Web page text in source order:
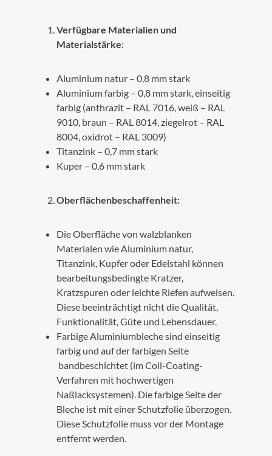
Verfügbare Materialien und
Materialstärke:
Aluminium natur – 0,8 mm stark
Aluminium farbig – 0,8 mm stark, einseitig
farbig (anthrazit – RAL 7016, weiß – RAL
9010, braun – RAL 8014, ziegelrot – RAL
8004, oxidrot – RAL 3009)
Titanzink – 0,7 mm stark
Kuper – 0,6 mm stark
Oberflächenbeschaffenheit:
Die Oberfläche von walzblanken
Materialen wie Aluminium natur,
Titanzink, Kupfer oder Edelstahl können
bearbeitungsbedingte Kratzer,
Kratzspuren oder leichte Riefen aufweisen.
Diese beeinträchtigt nicht die Qualität,
Funktionalität, Güte und Lebensdauer.
Farbige Aluminiumbleche sind einseitig
farbig und auf der farbigen Seite
bandbeschichtet (im Coil-Coating-
Verfahren mit hochwertigen
Naßlacksystemen). Die farbige Seite der
Bleche ist mit einer Schutzfolie überzogen.
Diese Schutzfolie muss vor der Montage
entfernt werden.